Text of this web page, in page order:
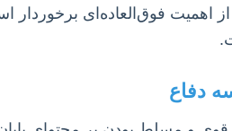
اهمیت فوق‌العاده‌ای برخوردار
دفاع